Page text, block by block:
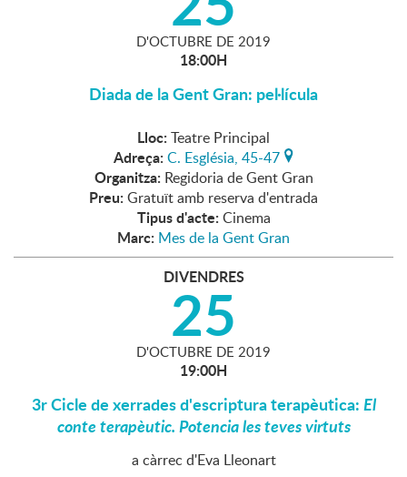
D'OCTUBRE DE 2019
18:00H
Diada de la Gent Gran: pel·lícula
Lloc: Teatre Principal
Adreça: C. Església, 45-47
Organitza: Regidoria de Gent Gran
Preu: Gratuït amb reserva d'entrada
Tipus d'acte: Cinema
Marc: Mes de la Gent Gran
DIVENDRES
25
D'OCTUBRE DE 2019
19:00H
3r Cicle de xerrades d'escriptura terapèutica:El
conte terapèutic. Potencia les teves virtuts
a càrrec d'Eva Lleonart